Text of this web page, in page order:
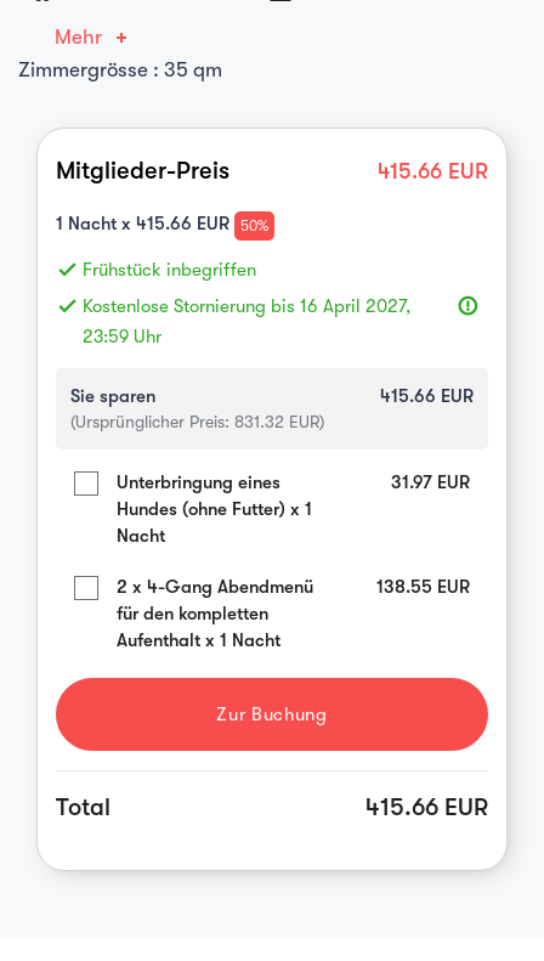
Mehr
Zimmergrösse : 35 qm
Mitglieder-Preis 415.66EUR
1 Nacht x 415.66 EUR 50%
done Frühstück inbegriffen
done Kostenlose Stornierung bis 16 April 2027,
23:59 Uhr
error_outline
Sie sparen 415.66 EUR
(Ursprünglicher Preis: 831.32 EUR)
Unterbringung eines
Hundes (ohne Futter) x 1
Nacht
31.97 EUR
2 x 4-Gang Abendmenü
für den kompletten
Aufenthalt x 1 Nacht
138.55 EUR
Zur Buchung
Total 415.66 EUR